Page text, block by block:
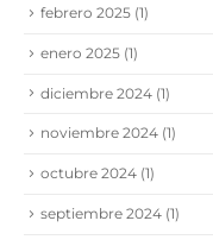
febrero 2025 (1)
enero 2025 (1)
diciembre 2024 (1)
noviembre 2024 (1)
octubre 2024 (1)
septiembre 2024 (1)